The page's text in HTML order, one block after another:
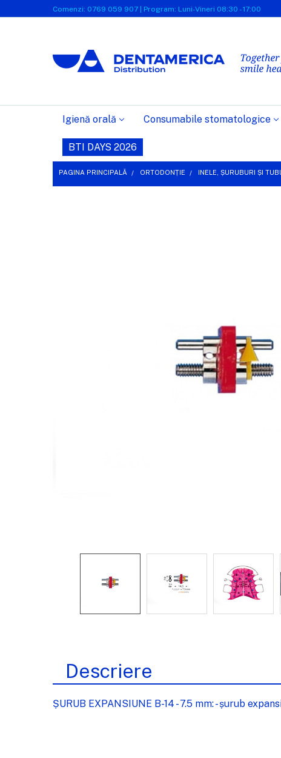
Comenzi: 0769 059 907 | Program: Luni-Vineri 08:30 - 17:00
Igienă orală Consumabile stomatologice
BTI DAYS 2026
PAGINA PRINCIPALĂ ORTODONȚIE INELE, ȘURUBURI ȘI
Descriere
ȘURUB EXPANSIUNE B-14 - 7.5 mm: - șurub